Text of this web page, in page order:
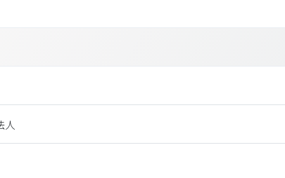
人